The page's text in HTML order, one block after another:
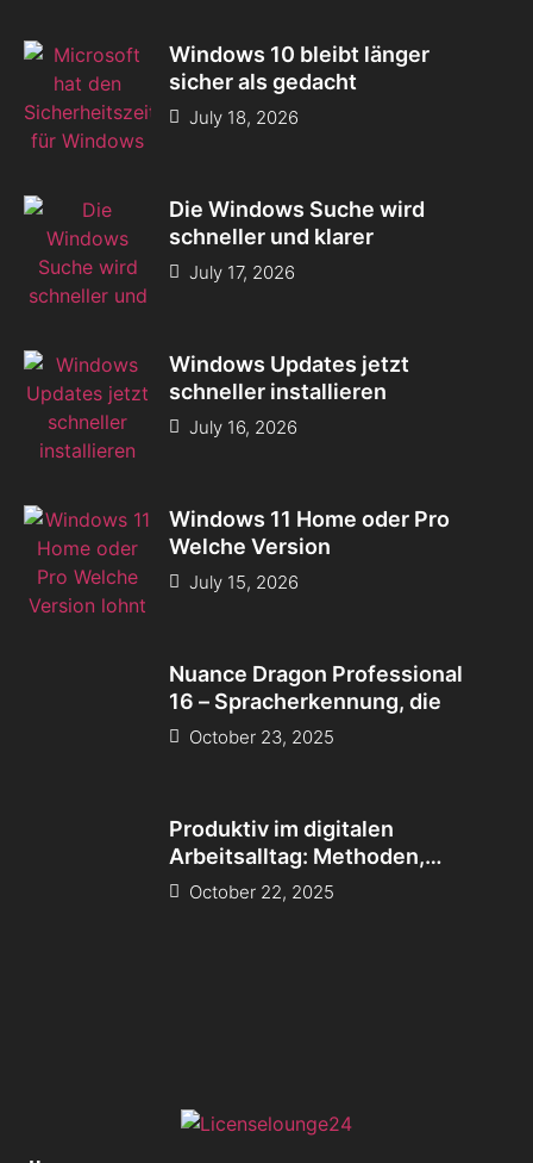
Windows 10 bleibt länger
sicher als gedacht
July 18, 2026
Die Windows Suche wird
schneller und klarer
July 17, 2026
Windows Updates jetzt
schneller installieren
July 16, 2026
Windows 11 Home oder Pro
Welche Version
July 15, 2026
Nuance Dragon Professional
16 – Spracherkennung, die
October 23, 2025
Produktiv im digitalen
Arbeitsalltag: Methoden,
Tools und
October 22, 2025